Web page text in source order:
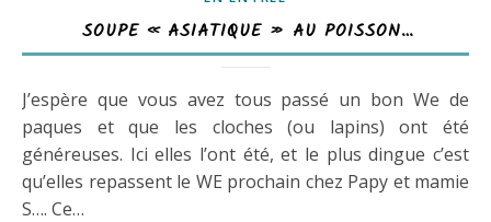
SOUPE « ASIATIQUE » AU POISSON…
J’espère que vous avez tous passé un bon We de
paques et que les cloches (ou lapins) ont été
généreuses. Ici elles l’ont été, et le plus dingue c’est
qu’elles repassent le WE prochain chez Papy et mamie
S…. Ce…